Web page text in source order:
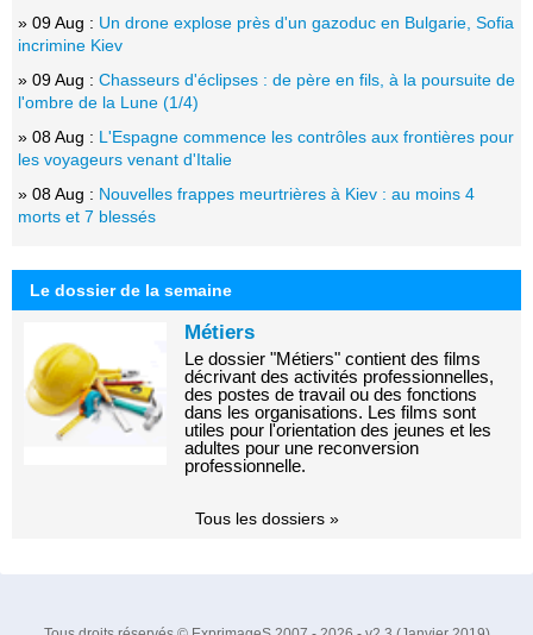
» 09 Aug : Un drone explose près d'un gazoduc en Bulgarie, Sofia
incrimine Kiev
» 09 Aug : Chasseurs d'éclipses : de père en fils, à la poursuite de
l'ombre de la Lune (1/4)
» 08 Aug : L'Espagne commence les contrôles aux frontières pour
les voyageurs venant d'Italie
» 08 Aug : Nouvelles frappes meurtrières à Kiev : au moins 4
morts et 7 blessés
Le dossier de la semaine
Métiers
Le dossier "Métiers" contient des films
décrivant des activités professionnelles,
des postes de travail ou des fonctions
dans les organisations. Les films sont
utiles pour l'orientation des jeunes et les
adultes pour une reconversion
professionnelle.
Tous les dossiers »